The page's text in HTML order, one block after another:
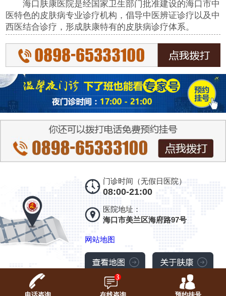
海口肤康医院是经国家卫生部门批准建设的海口市中
医特色的皮肤病专业诊疗机构，倡导中医辨证诊疗以及中
西医结合诊疗，形成肤康特有的皮肤病诊疗体系。
门诊时间（无假日医院）
08:00-21:00
医院地址：
海口市美兰区海府路97号
网站地图